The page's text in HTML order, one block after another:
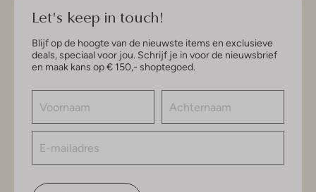
Let's keep in touch!
Blijf op de hoogte van de nieuwste items en exclusieve
deals, speciaal voor jou. Schrijf je in voor de nieuwsbrief
en maak kans op € 150,- shoptegoed.